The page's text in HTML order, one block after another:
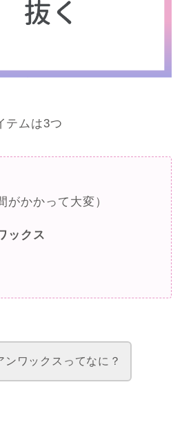
テムは3つ
がかかって大変）
ックス
ンワックスってなに？